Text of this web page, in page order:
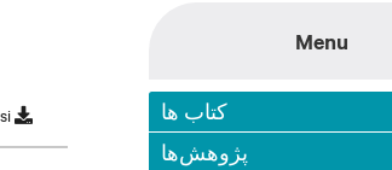
Menu
کتاب ها
پژوهش‌ها